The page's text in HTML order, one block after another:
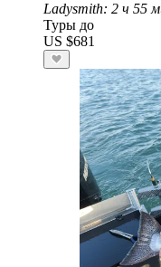
Ladysmith: 2 ч 55
Туры до
US $681